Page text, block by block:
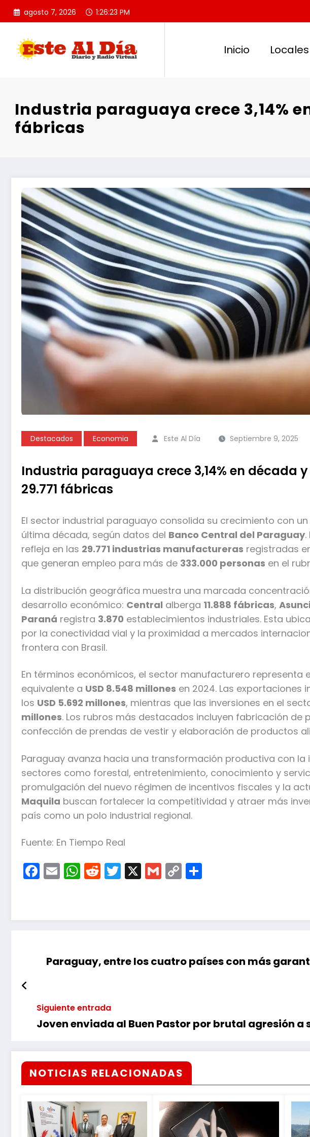
Saltar
agosto 7, 2026 1:26:24 PM
Inicio Locales
Industria paraguaya crece 3,14%
fábricas
Destacados Economia Este Al Día Septiembre 9, 2025
Industria paraguaya crece 3,14% en década
29.771 fábricas
El sector industrial paraguayo consolida su crecimiento con
última década, según datos del Banco Central del Paraguay
refleja en las 29.771 industrias manufactureras registradas
que generan empleo para más de 333.000 personas en el
La distribución geográfica muestra una marcada
desarrollo económico: Central alberga 11.888 fábricas,
Paraná registra 3.870 establecimientos industriales. Esta
por la conectividad vial y la proximidad a mercados
frontera con Brasil.
En términos económicos, el sector manufacturero representa
equivalente a USD 8.548 millones en 2024. Las exportaciones
los USD 5.692 millones, mientras que las inversiones en el
millones. Los rubros más destacados incluyen fabricación de
confección de prendas de vestir y elaboración de productos
Paraguay avanza hacia una transformación productiva con la
sectores como forestal, entretenimiento, conocimiento y
promulgación del nuevo régimen de incentivos fiscales y la
Maquila buscan fortalecer la competitividad y atraer más
país como un polo industrial regional.
Fuente: En Tiempo Real
Facebook
EmailWhatsApp
Reddit
Twitter
X Gmail
Copy
Link
Paraguay, entre los cuatro países con más
Siguiente entrada
Joven enviada al Buen Pastor por brutal agresión a
NOTICIAS RELACIONADAS